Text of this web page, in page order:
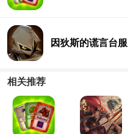
因狄斯的谎言台服
相关推荐